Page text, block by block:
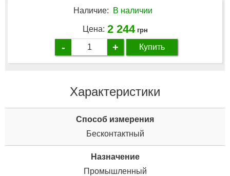
Наличие: В наличии
Цена: 2 244 грн
- + Купить
Характеристики
Способ измерения
Бесконтактный
Назначение
Промышленный